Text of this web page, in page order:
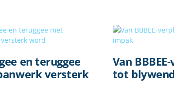
en teruggee
versterk
Van
tot